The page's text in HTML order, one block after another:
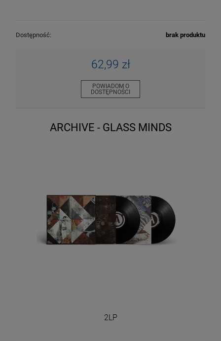
Dostępność: brak produktu
62,99 zł
POWIADOM O
DOSTĘPNOŚCI
ARCHIVE - GLASS MINDS
2LP